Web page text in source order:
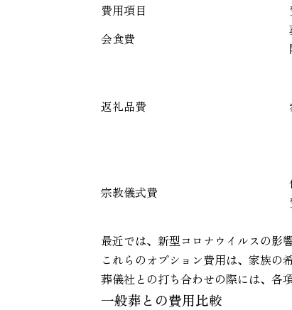
費用項目
会食費
返礼品費
宗教儀式費
最近では、新型コロナウイルスの影
これらのオプション費用は、家族の
葬儀社との打ち合わせの際には、各
一般葬との費用比較